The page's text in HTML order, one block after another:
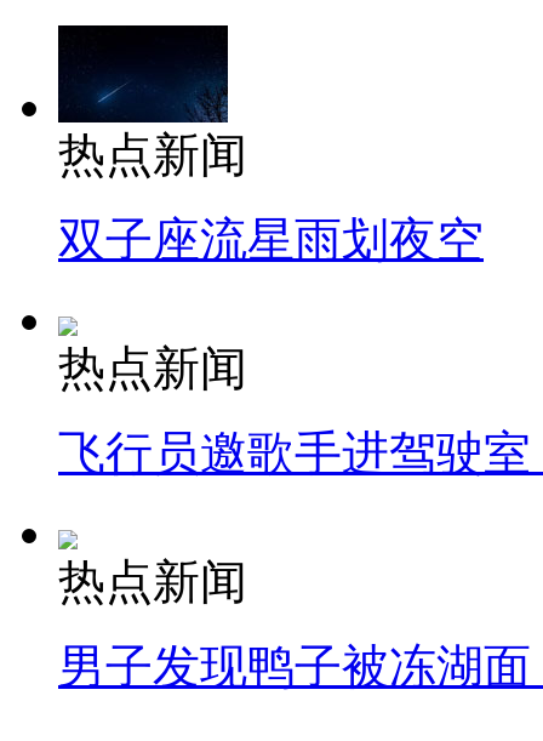
热点新闻
双子座流星雨划夜空
热点新闻
飞行员邀歌手进驾驶
热点新闻
男子发现鸭子被冻湖